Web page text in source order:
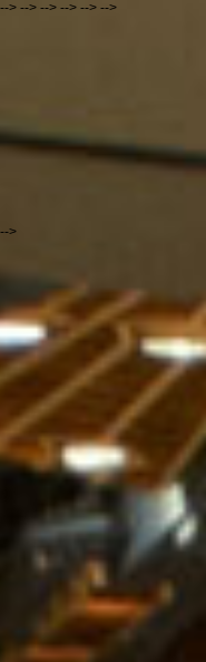
--> --> --> --> --> -->
-->